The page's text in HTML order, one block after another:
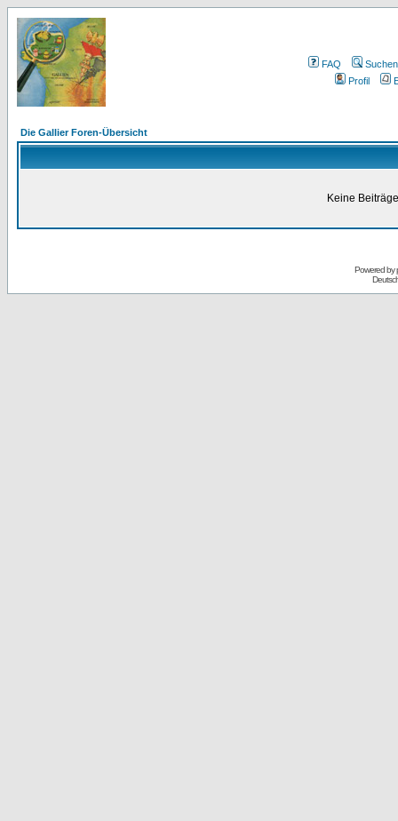
FAQ
Suchen
Profil
Die Gallier Foren-Übersicht
Keine
Powered by